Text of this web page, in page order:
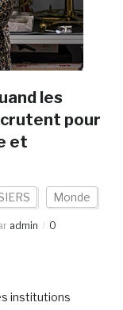
les
pour
et
Monde
admin
0
institutions